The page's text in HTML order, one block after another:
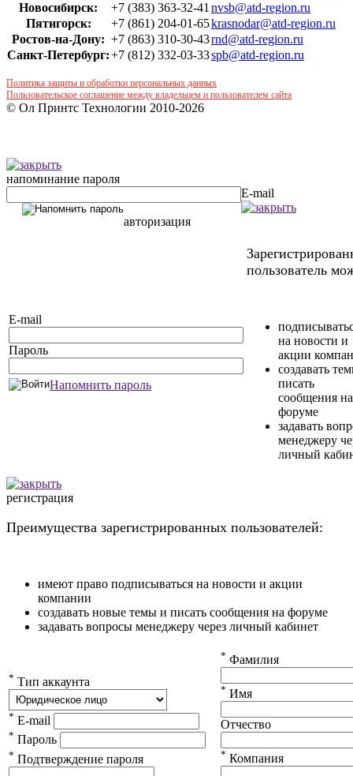
Новосибирск:
+7 (383) 363-32-41nvsb@atd-region.ru
Пятигорск:
+7 (861) 204-01-65krasnodar@atd-region.ru
Ростов-на-Дону: +7 (863) 310-30-43rnd@atd-region.ru
Санкт-Петербург:+7 (812) 332-03-33spb@atd-region.ru
Политика защиты и обработки персональных данных
Пользовательское соглашение между владельцем и пользователем сайта
© Ол Принтс Технологии 2010-2026
напоминание пароля
E-mail
авторизация
E-mail
Пароль
Напомнить пароль
пользователь
на новости и
акции
создавать
писать
сообщения на
форуме
задавать
менеджеру
личный
регистрация
Преимущества зарегистрированных пользователей:
имеют право подписываться на новости и акции
компании
создавать новые темы и писать сообщения на форуме
задавать вопросы менеджеру через личный кабинет
* Тип аккаунта
* E-mail
* Пароль
* Подтверждение пароля
* Фамилия
* Имя
Отчество
* Компания